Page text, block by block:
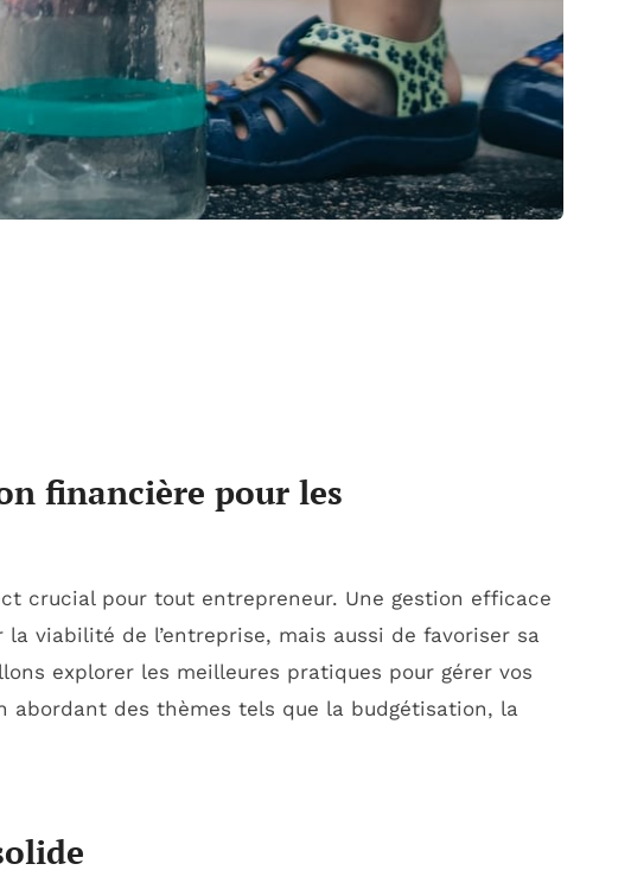
financière pour les
crucial pour tout entrepreneur. Une gestion efficace
viabilité de l’entreprise, mais aussi de favoriser sa
explorer les meilleures pratiques pour gérer vos
abordant des thèmes tels que la budgétisation, la